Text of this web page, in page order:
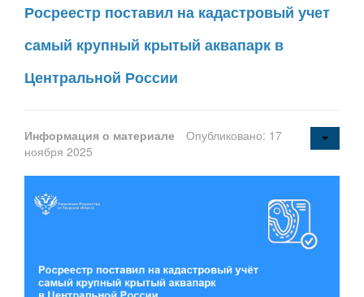
Росреестр поставил на кадастровый учет
самый крупный крытый аквапарк в
Центральной России
Информация о материале
Опубликовано: 17
ноября 2025